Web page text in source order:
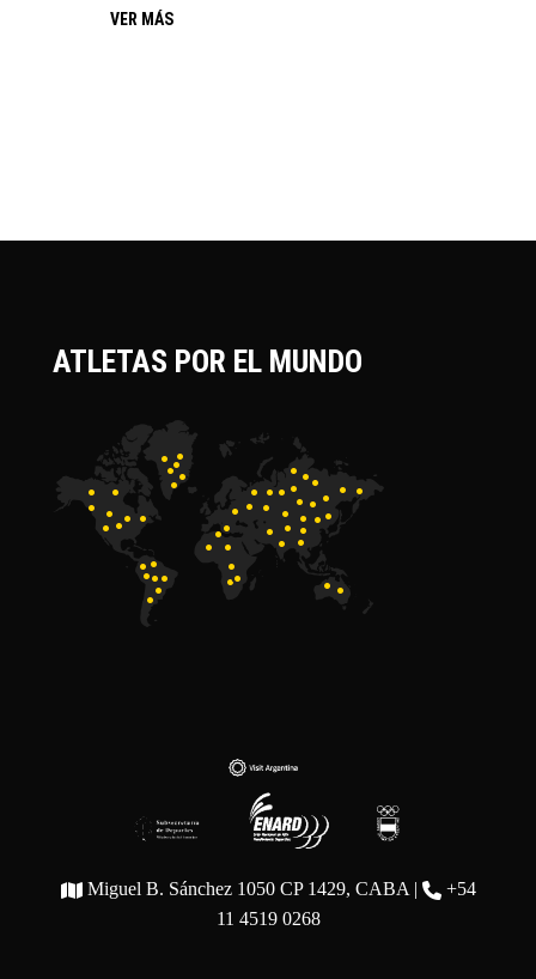
VER MÁS
ATLETAS POR EL MUNDO
Miguel B. Sánchez 1050 CP 1429, CABA |
+54
11 4519 0268